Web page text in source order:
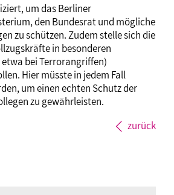
um das Berliner
den Bundesrat und mögliche
zu schützen. Zudem stelle sich die
in besonderen
bei Terrorangriffen)
Hier müsste in jedem Fall
um einen echten Schutz der
zu gewährleisten.
zurück